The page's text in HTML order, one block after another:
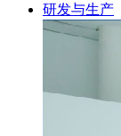
研发与生产